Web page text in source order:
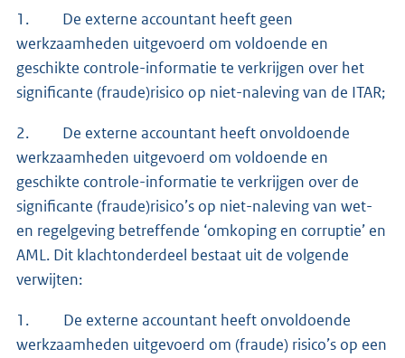
1. De externe accountant heeft geen
werkzaamheden uitgevoerd om voldoende en
geschikte controle-informatie te verkrijgen over het
significante (fraude)risico op niet-naleving van de ITAR;
2. De externe accountant heeft onvoldoende
werkzaamheden uitgevoerd om voldoende en
geschikte controle-informatie te verkrijgen over de
significante (fraude)risico’s op niet-naleving van wet-
en regelgeving betreffende ‘omkoping en corruptie’ en
AML. Dit klachtonderdeel bestaat uit de volgende
verwijten:
1. De externe accountant heeft onvoldoende
werkzaamheden uitgevoerd om (fraude) risico’s op een